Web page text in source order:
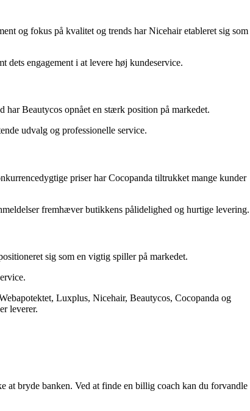
og fokus på kvalitet og trends har Nicehair etableret sig som
engagement i at levere høj kundeservice.
Beautycos opnået en stærk position på markedet.
udvalg og professionelle service.
priser har Cocopanda tiltrukket mange kunder
fremhæver butikkens pålidelighed og hurtige levering.
sig som en vigtig spiller på markedet.
Luxplus, Nicehair, Beautycos, Cocopanda og
leverer.
at bryde banken. Ved at finde en billig coach kan du forvandle